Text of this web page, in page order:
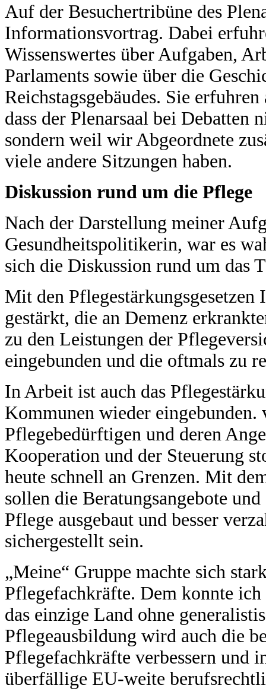
Auf der Besuchertribüne des
Informationsvortrag. Dabei
Wissenswertes über Aufgaben,
Parlaments sowie über die
Reichstagsgebäudes. Sie
dass der Plenarsaal bei Debatten
sondern weil wir Abgeordnete
viele andere Sitzungen haben.
Diskussion rund um die Pflege
Nach der Darstellung meiner
Gesundheitspolitikerin, war es
sich die Diskussion rund um das
Mit den
gestärkt, die an Demenz
zu den Leistungen der
eingebunden und die oftmals zu
In Arbeit ist auch das
Kommunen wieder
Pflegebedürftigen und deren
Kooperation und der Steuerung
heute schnell an Grenzen. Mit
sollen die Beratungsangebote
Pflege ausgebaut und besser
sichergestellt sein.
„Meine“ Gruppe machte sich
Pflegefachkräfte. Dem konnte
das einzige Land ohne
Pflegeausbildung wird auch die
Pflegefachkräfte verbessern und
überfällige EU-weite